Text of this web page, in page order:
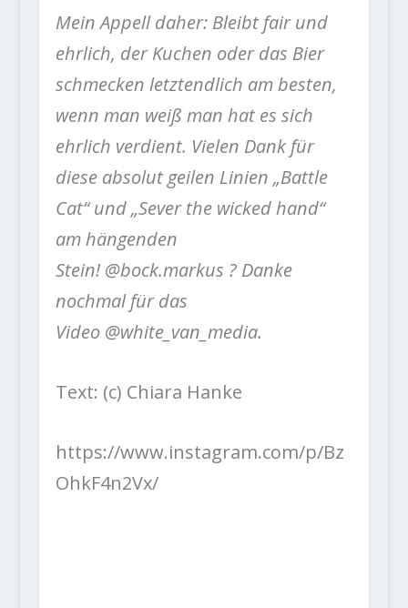
Mein Appell daher: Bleibt fair und
ehrlich, der Kuchen oder das Bier
schmecken letztendlich am besten,
wenn man weiß man hat es sich
ehrlich verdient. Vielen Dank für
diese absolut geilen Linien „Battle
Cat“ und „Sever the wicked hand“
am hängenden
Stein!@bock.markus ? Danke
nochmal für das
Video @white_van_media.
Text: (c) Chiara Hanke
https://www.instagram.com/p/Bz
OhkF4n2Vx/